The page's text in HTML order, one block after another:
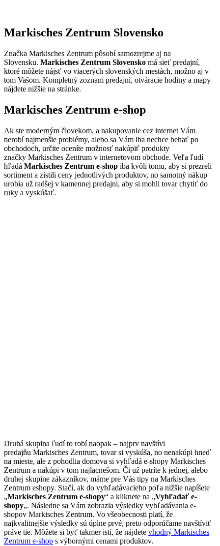
Markisches Zentrum Slovensko
Značka Markisches Zentrum pôsobí samozrejme aj na
Slovensku. Markisches Zentrum Slovensko má sieť predajní,
ktoré môžete nájsť vo viacerých slovenských mestách, možno aj v
tom Vašom. Kompletný zoznam predajní, otváracie hodiny a mapy
nájdete nižšie na stránke.
Markisches Zentrum e-shop
Ak ste moderným človekom, a nakupovanie cez internet Vám
nerobí najmenšie problémy, alebo sa Vám iba nechce behať po
obchodoch, určite oceníte možnosť nakúpiť produkty
značky Markisches Zentrum v internetovom obchode. Veľa ľudí
hľadá Markisches Zentrum e-shop iba kvôli tomu, aby si prezreli
sortiment a zistili ceny jednotlivých produktov, no samotný nákup
urobia už radšej v kamennej predajni, aby si mohli tovar chytiť do
ruky a vyskúšať.
Druhá skupina ľudí to robí naopak – najprv navštívi
predajňu Markisches Zentrum, tovar si vyskúša, no nenakúpi hneď
na mieste, ale z pohodlia domova si vyhľadá e-shopy Markisches
Zentrum a nakúpi v tom najlacnešom. Či už patríte k jednej, alebo
druhej skupine zákazníkov, máme pre Vás tipy na Markisches
Zentrum eshopy. Stačí, ak do vyhľadávacieho poľa nižšie napíšete
„Markisches Zentrum e-shopy“ a kliknete na „Vyhľadať e-
shopy„. Následne sa Vám zobrazia výsledky vyhľadávania e-
shopov Markisches Zentrum. Vo všeobecnosti platí, že
najkvalitnejšie výsledky sú úplne prvé, preto odporúčame navštíviť
práve tie. Môžete si byť takmer istí, že nájdete vhodný Markisches
Zentrum e-shop s výbornými cenami produktov.